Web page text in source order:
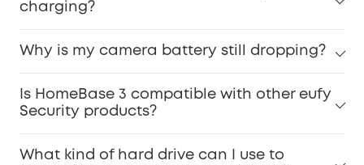
charging?
Why is my camera battery still dropping?
Is HomeBase 3 compatible with other eufy
Security products?
What kind of hard drive can I use to